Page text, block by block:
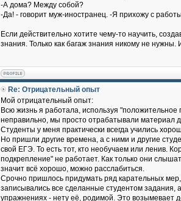
-А дома? Между собой?
-Да! - говорит муж-иностранец. -Я прихожу с
Если действительно хотите чему-то научить,
знания. Только как багаж знания никому не
Re: Отрицательный опыт
Мой отрицательный опыт:
Всю жизнь я работала, используя "положительное
неправильно, мы просто отрабатывали материал
Студенты у меня практически всегда учились
Но пришли другие времена, а с ними и другие
свой ЕГЭ. То есть тот, кто необучаем или ленив.
подкрепление" не работает. Как только они
значит всё хорошо, можно расслабиться.
Срочно пришлось придумать ряд карательных
записывались все сделанные студентом задания,
упражнениях - нету её, родимой. Это возымевает